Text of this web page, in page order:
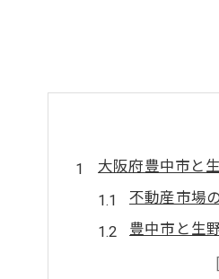
大阪府豊中市と
不動産市場
豊中市と生
主要沿線エ